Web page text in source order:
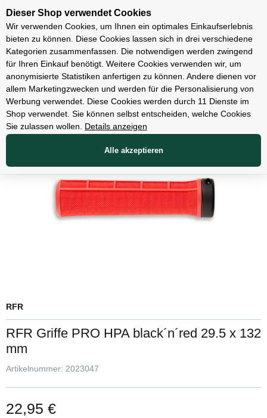
Unsere Filialen
Teile
RFR
RFR Griffe PRO HPA black´n´red 29.5 x 132
mm
Artikelnummer: 2023047
22,95 €
Dieser Shop verwendet Cookies
Wir verwenden Cookies, um Ihnen ein optimales Einkaufserlebnis
bieten zu können. Diese Cookies lassen sich in drei verschiedene
Kategorien zusammenfassen. Die notwendigen werden zwingend
für Ihren Einkauf benötigt. Weitere Cookies verwenden wir, um
anonymisierte Statistiken anfertigen zu können. Andere dienen vor
allem Marketingzwecken und werden für die Personalisierung von
Werbung verwendet. Diese Cookies werden durch 11 Dienste im
Shop verwendet. Sie können selbst entscheiden, welche Cookies
Sie zulassen wollen.
Details anzeigen
Alle akzeptieren